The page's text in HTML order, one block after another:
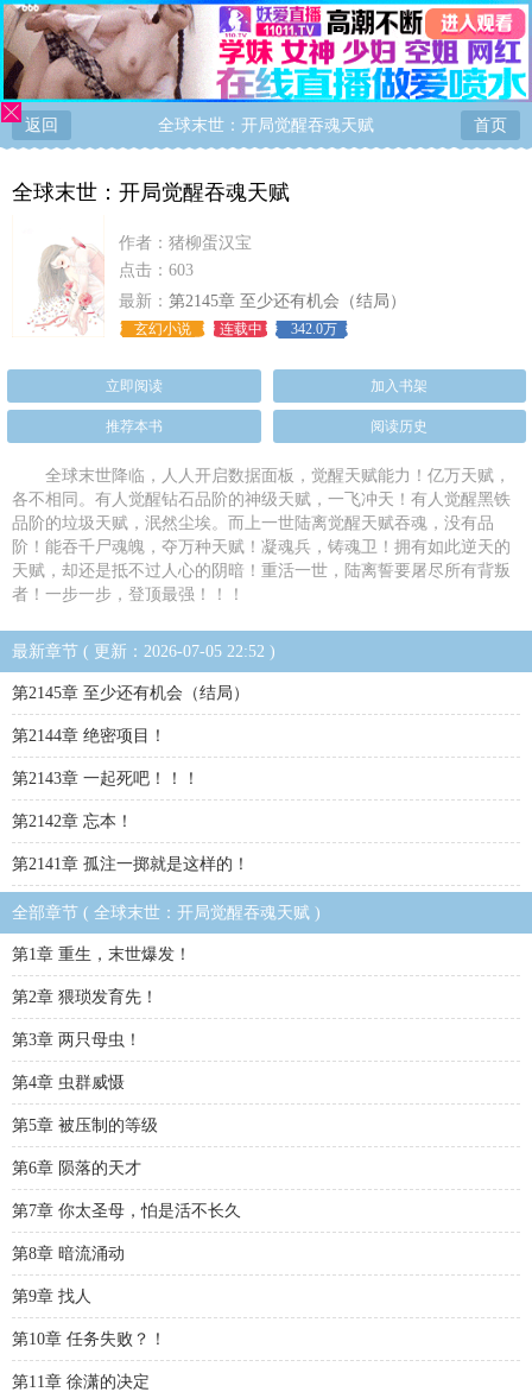
返回 全球末世：开局觉醒吞魂天赋 首页
全球末世：开局觉醒吞魂天赋
作者： 猪柳蛋汉宝
点击：603
最新： 第2145章 至少还有机会（结局）
玄幻小说 连载中 342.0万
立即阅读 加入书架
推荐本书 阅读历史
全球末世降临，人人开启数据面板，觉醒天赋能力！亿万天赋，
各不相同。有人觉醒钻石品阶的神级天赋，一飞冲天！有人觉醒黑铁
品阶的垃圾天赋，泯然尘埃。而上一世陆离觉醒天赋吞魂，没有品
阶！能吞千尸魂魄，夺万种天赋！凝魂兵，铸魂卫！拥有如此逆天的
天赋，却还是抵不过人心的阴暗！重活一世，陆离誓要屠尽所有背叛
者！一步一步，登顶最强！！！
最新章节 ( 更新：2026-07-05 22:52 )
第2145章 至少还有机会（结局）
第2144章 绝密项目！
第2143章 一起死吧！！！
第2142章 忘本！
第2141章 孤注一掷就是这样的！
全部章节 ( 全球末世：开局觉醒吞魂天赋 )
第1章 重生，末世爆发！
第2章 猥琐发育先！
第3章 两只母虫！
第4章 虫群威慑
第5章 被压制的等级
第6章 陨落的天才
第7章 你太圣母，怕是活不长久
第8章 暗流涌动
第9章 找人
第10章 任务失败？！
第11章 徐潇的决定